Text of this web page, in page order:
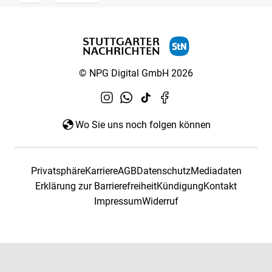
© NPG Digital GmbH 2026
Wo Sie uns noch folgen können
PrivatsphäreKarriereAGBDatenschutzMediadaten
Erklärung zur BarrierefreiheitKündigungKontakt
ImpressumWiderruf